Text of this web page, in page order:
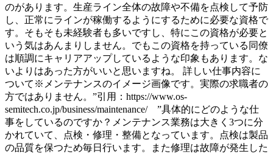
のがあります。生産ライン全体の故障や不備を点検して予防
し、正常にラインが稼働するようにするために必要な資格で
す。そもそも未経験者も多いですし、特にこの資格が必要と
いう気はあんまりしません。でもこの資格を持っている同僚
は順調にキャリアアップしているような印象もあります。な
いよりはあった方がいいと思いますね。 詳しい仕事内容に
ついて※メンテナンスのイメージ画像です。実際の求職者の
方ではありません。”引用：https://www.os-
semitech.co.jp/business/maintenance/ ”具体的にどのような仕
事をしているのですか？メンテナンス業務は大きく3つに分
かれていて、点検・修理・整備となっています。点検は製品
の品質を保つため毎日行います。また修理は故障が発生した